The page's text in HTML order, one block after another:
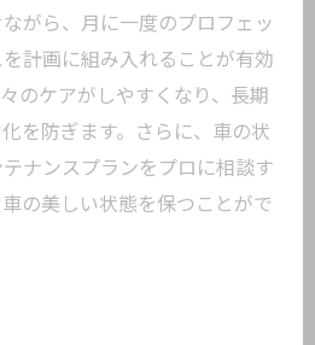
がら、月に一度のプロフェッ
計画に組み入れることが有効
のケアがしやすくなり、長期
を防ぎます。さらに、車の状
ナンスプランをプロに相談す
の美しい状態を保つことがで